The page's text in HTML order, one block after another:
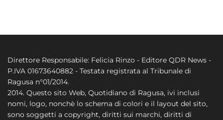
Direttore Responsabile: Felicia Rinzo - Editore QDR News -
P.IVA 01673640882 - Testata registrata al Tribunale di
Ragusa n°01/2014.
2014. Questo sito Web, Quotidiano di Ragusa, ivi inclusi
nomi, logo, nonchè lo schema di colori e il layout del sito,
sono soggetti a copyright, diritti sui marchi, diritti di